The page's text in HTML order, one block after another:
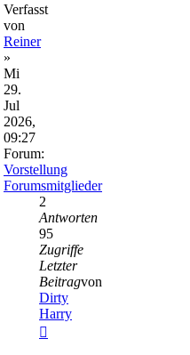
Verfasst
von
Reiner
»
Mi
29.
Jul
2026,
09:27
Forum:
Vorstellung
Forumsmitglieder
2
Antworten
95
Zugriffe
Letzter
Beitragvon
Dirty
Harry